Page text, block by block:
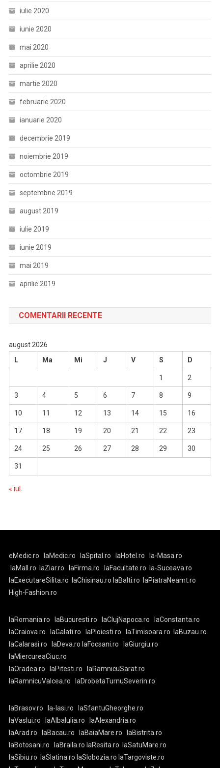
iulie 2020
iunie 2020
mai 2020
aprilie 2020
martie 2020
februarie 2020
ianuarie 2020
decembrie 2019
noiembrie 2019
octombrie 2019
septembrie 2019
august 2019
iulie 2019
iunie 2019
mai 2019
aprilie 2019
COMENTARII RECENTE
august 2026
L
Ma Mi J V S D
1 2
3 4 5 6 7 8 9
10 11 12 13 14 15 16
17 18 19 20 21 22 23
24 25 26 27 28 29 30
31
« iul.
eMedic.ro laMedic.ro laSpital.ro laHotel.ro
la-Masa.ro
laMall.ro
laZiar.ro laFirma.ro laFacultate.ro
la-Suceava.ro
laExecutareSilita.ro
laChisinau.ro laBalti.ro
laPiatraNeamt.ro
High-Fashion.ro
laRomania.ro laBucuresti.ro laClujNapoca.ro
laConstanta.ro
laCraiova.ro
laGalati.ro laPloiesti.ro laTimisoara.ro
laBuzau.ro
laCalarasi.ro
laDeva.ro laFocsani.ro
laGiurgiu.ro
laMiercureaCiuc.ro
laOradea.ro
laPitesti.ro
laRamnicuSarat.ro
laRamnicuValcea.ro
laDrobetaTurnuSeverin.ro
laBrasov.ro la-Iasi.ro
laSfantuGheorghe.ro
laVaslui.ro
laAlbaIulia.ro
laAlexandria.ro
laArad.ro
laBacau.ro laBaiaMare.ro
laBistrita.ro
laBotosani.ro
laBraila.ro laResita.ro
laSatuMare.ro
laSibiu.ro
laSlatina.ro laSlobozia.ro laTargoviste.ro